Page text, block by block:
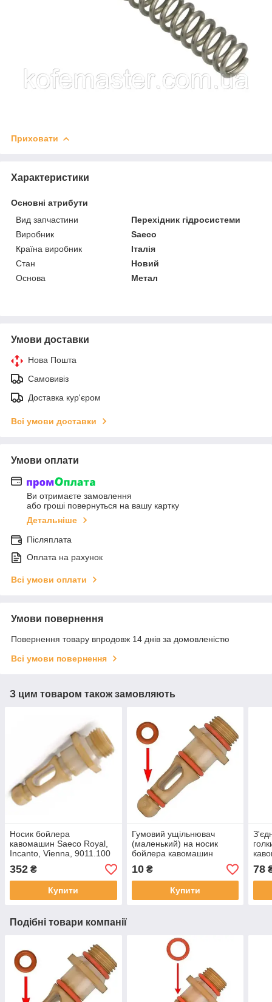
Приховати
Характеристики
Основні атрибути
Вид запчастини
Перехідник гідросистеми
Виробник
Saeco
Країна виробник
Італія
Стан
Новий
Основа
Метал
Умови доставки
Нова Пошта
Самовивіз
Доставка кур'єром
Всі умови доставки
Умови оплати
Ви отримаєте замовлення
або гроші повернуться на вашу картку
Детальніше
Післяплата
Оплата на рахунок
Всі умови оплати
Умови повернення
Повернення товару впродовж 14 днів за домовленістю
Всі умови повернення
З цим товаром також замовляють
Носик бойлера
кавомашин Saeco Royal,
Incanto, Vienna, 9011.100
352 ₴
Купити
Гумовий ущільнювач
(маленький) на носик
бойлера кавомашин
NM01.057
10₴
Купити
78
Подібні товари компанії